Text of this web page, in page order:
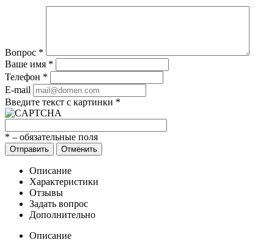
Вопрос *
Ваше имя *
Телефон *
E-mail
Введите текст с картинки *
* – обязательные поля
Отправить Отменить
Описание
Характеристики
Отзывы
Задать вопрос
Дополнительно
Описание